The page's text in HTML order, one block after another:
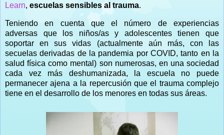
Learn, escuelas sensibles al trauma.
Teniendo en cuenta que el número de experiencias
adversas que los niños/as y adolescentes tienen que
soportar en sus vidas (actualmente aún más, con las
secuelas derivadas de la pandemia por COVID, tanto en la
salud física como mental) son numerosas, en una sociedad
cada vez más deshumanizada, la escuela no puede
permanecer ajena a la repercusión que el trauma complejo
tiene en el desarrollo de los menores en todas sus áreas.